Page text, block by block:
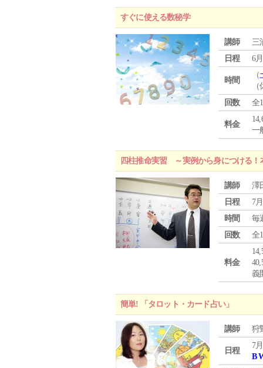
すぐに使える数秘学
講師
三
日程
6
時間
（
回数
全
料金
一
四柱推命実習 ～実例から身につける！
講師
澤
日程
7
時間
毎
回数
全
料金
義
簡単! 「タロット・カード占い」
講師 狩
日程
7
B